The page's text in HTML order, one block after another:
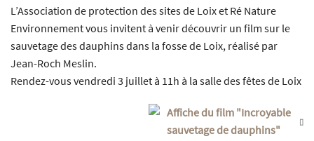
L’Association de protection des sites de Loix et Ré Nature
Environnement vous invitent à venir découvrir un film sur le
sauvetage des dauphins dans la fosse de Loix, réalisé par
Jean-Roch Meslin.
Rendez-vous vendredi 3 juillet à 11h à la salle des fêtes de Loix